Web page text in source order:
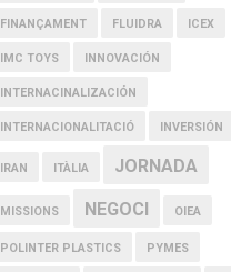
FINANÇAMENT FLUIDRA ICEX
IMC TOYS INNOVACIÓN
INTERNACINALIZACIÓN
INTERNACIONALITACIÓ INVERSIÓN
IRAN ITÀLIA JORNADA
MISSIONS NEGOCI OIEA
POLINTER PLASTICS PYMES